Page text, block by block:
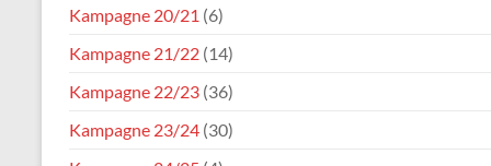
Kampagne 20/21 (6)
Kampagne 21/22 (14)
Kampagne 22/23 (36)
Kampagne 23/24 (30)